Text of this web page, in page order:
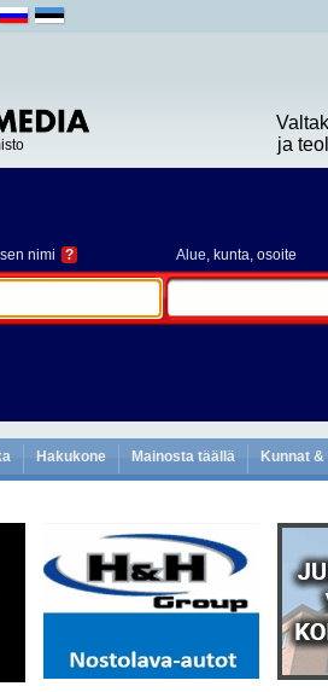
ja
nimi ? Alue, kunta, osoite
Hakukone Mainosta täällä Kunnat